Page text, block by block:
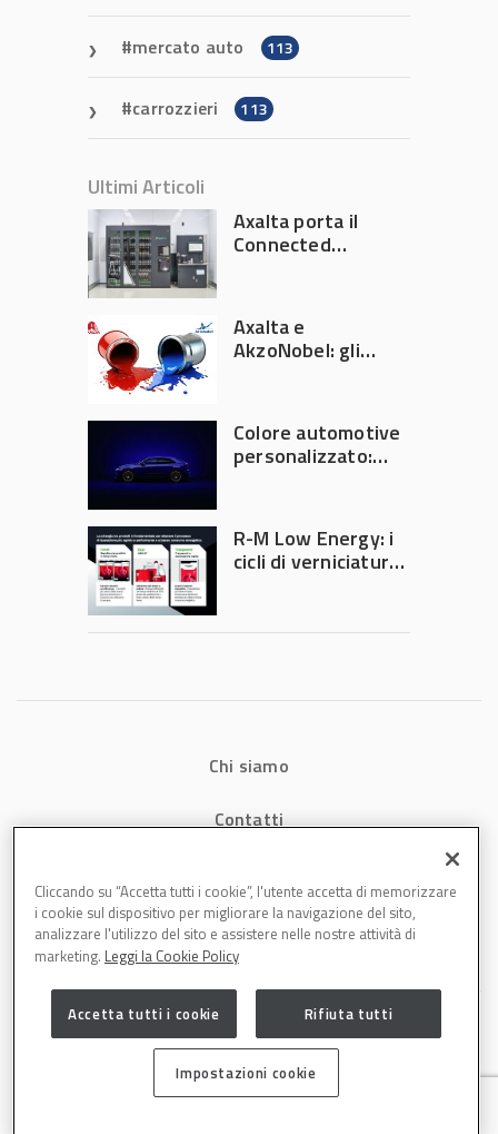
mercato auto 113
carrozzieri 113
Ultimi Articoli
Axalta porta il
Connected
Automechanika
Frankfurt 2026
Axalta e
AkzoNobel: gli
Colore automotive
personalizzato:
diventa ingegneria
di precisione
R-M Low Energy: i
cicli di verniciatura
tempi e costi in
Chi siamo
Contatti
Cookies
Carrozzeria è una testata di DBInformation Spa P.IVA 09293820156 | Centro
Cliccando su “Accetta tutti i cookie”, l'utente accetta di memorizzare
i cookie sul dispositivo per migliorare la navigazione del sito,
analizzare l'utilizzo del sito e assistere nelle nostre attività di
marketing. Leggi la Cookie Policy
Accetta tutti i cookie Rifiuta tutti
Impostazioni cookie